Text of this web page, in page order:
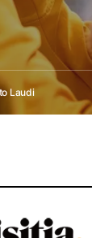
Laudi